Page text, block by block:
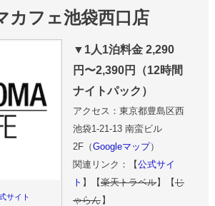
カフェ池袋西口店
サイト
▼1人1泊料金 2,290
円〜2,390円（12時間
ナイトパック）
アクセス：東京都豊島区西
池袋1-21-13 南蛮ビル
2F（Googleマップ）
関連リンク：【公式サイ
ト 】【楽天トラベル】【じ
ゃらん 】